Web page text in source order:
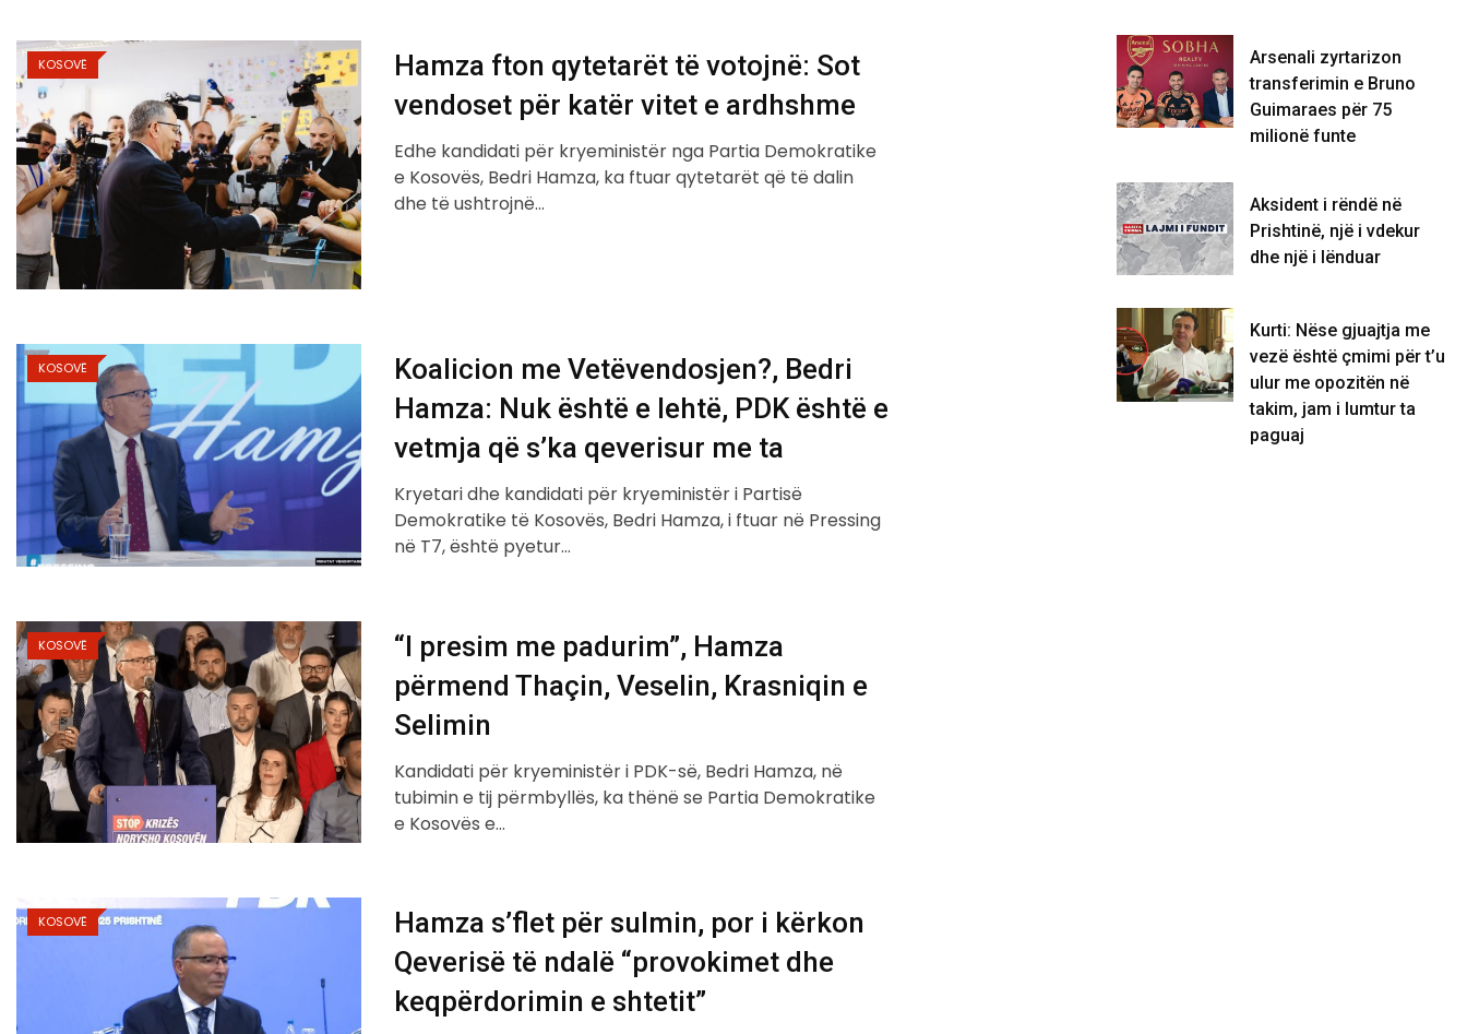
KOSOVË
Hamza fton qytetarët të votojnë: Sot
vendoset për katër vitet e ardhshme
Edhe kandidati për kryeministër nga Partia Demokratike
e Kosovës, Bedri Hamza, ka ftuar qytetarët që të dalin
dhe të ushtrojnë…
KOSOVË
Koalicion me Vetëvendosjen?, Bedri
Hamza: Nuk është e lehtë, PDK është e
vetmja që s’ka qeverisur me ta
Kryetari dhe kandidati për kryeministër i Partisë
Demokratike të Kosovës, Bedri Hamza, i ftuar në Pressing
në T7, është pyetur…
KOSOVË
“I presim me padurim”, Hamza
përmend Thaçin, Veselin, Krasniqin e
Selimin
Kandidati për kryeministër i PDK-së, Bedri Hamza, në
tubimin e tij përmbyllës, ka thënë se Partia Demokratike
e Kosovës e…
KOSOVË
Hamza s’flet për sulmin, por i kërkon
Qeverisë të ndalë “provokimet dhe
keqpërdorimin e shtetit”
Arsenali zyrtarizon
transferimin e Bruno
Guimaraes për 75
milionë funte
Aksident i rëndë në
Prishtinë, një i vdekur
dhe një i lënduar
Kurti: Nëse gjuajtja me
vezë është çmimi për t’u
ulur me opozitën në
takim, jam i lumtur ta
paguaj